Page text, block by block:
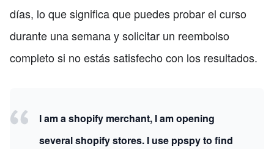
días, lo que significa que puedes probar el curso
durante una semana y solicitar un reembolso
completo si no estás satisfecho con los resultados.
I am a shopify merchant, I am opening
several shopify stores. I use ppspy to find